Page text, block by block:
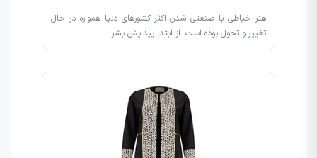
هنر خیاطی با صنعتی شدن اکثر کشورهای دنیا همواره در حال
تغییر و تحول بوده است. از ابتدا پیدایش بشر…